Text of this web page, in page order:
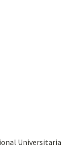
Universitaria